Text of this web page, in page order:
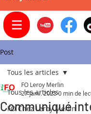
Post
Tous les articles
FO Chez Leroy Merlin
Tous les articles
Communiqué
FO Leroy Merlin
27 janv. 20230 min de